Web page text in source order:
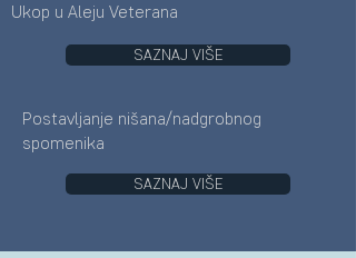
Ukop u Aleju Veterana
SAZNAJ VIŠE
Postavljanje nišana/nadgrobnog
spomenika
SAZNAJ VIŠE